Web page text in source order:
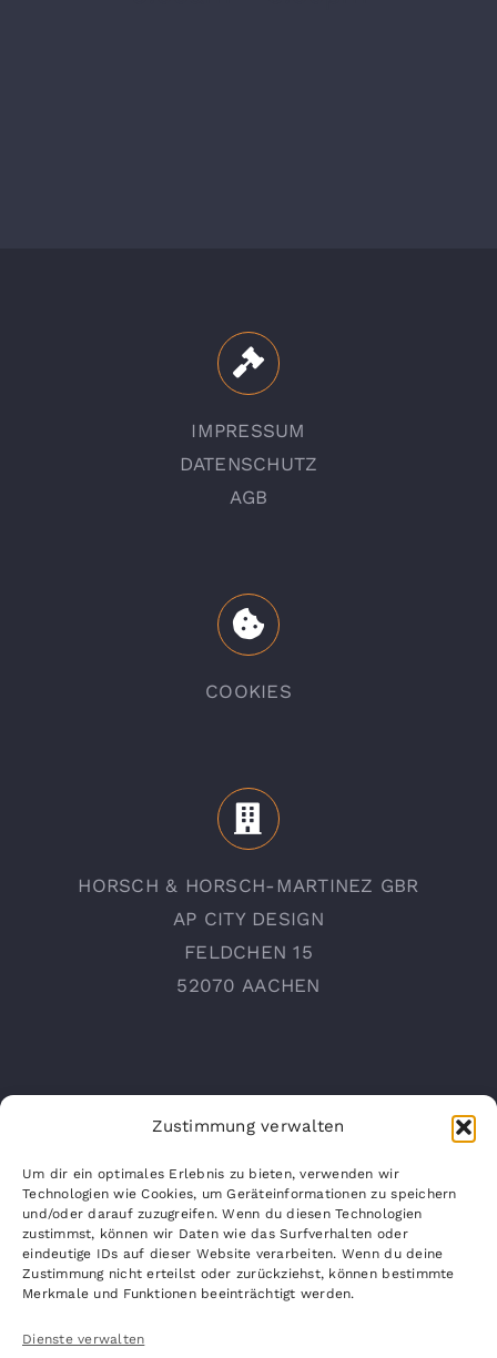
Zustimmung verwalten
Um dir ein optimales Erlebnis zu bieten, verwenden wir
Technologien wie Cookies, um Geräteinformationen zu speichern
und/oder darauf zuzugreifen. Wenn du diesen Technologien
zustimmst, können wir Daten wie das Surfverhalten oder
eindeutige IDs auf dieser Website verarbeiten. Wenn du deine
Zustimmung nicht erteilst oder zurückziehst, können bestimmte
Merkmale und Funktionen beeinträchtigt werden.
Dienste verwalten
IMPRESSUM
DATENSCHUTZ
AGB
COOKIES
HORSCH & HORSCH-MARTINEZ GBR
AP CITY DESIGN
FELDCHEN 15
52070 AACHEN
INFO@AP-CITYDESIGN.COM
WWW.AP-CITYDESIGN.COM